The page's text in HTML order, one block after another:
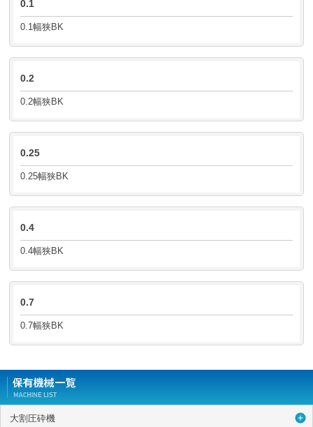
0.1
0.1幅狭BK
0.2
0.2幅狭BK
0.25
0.25幅狭BK
0.4
0.4幅狭BK
0.7
0.7幅狭BK
大割圧砕機